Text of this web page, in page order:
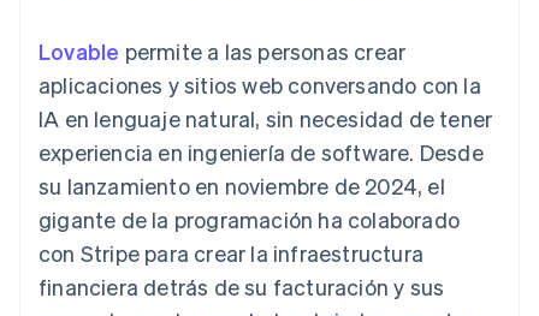
Acceso a más
Terminal
Pagos en
Authorization
Boost
de aceptación
Link
Proceso de
compra
contable
Stripe Sigma
Informes
personalizados
Data Pipeline
Sincronización
de datos
Compras de
criptomoneda
integrables
SaaS
Por sector
Empresas de IA
Economía de los
creadores
Hostelería, viajes y ocio
Ofrecer cobro por
consumo
Emitir tarjetas
respaldadas por
monedas estables
Aprovisiona y gestiona
servicios con agentes
Recursos
Hoja de ruta del
producto
Conferencia anual
Sessions
Empleos
Sala de prensa
Stripe Press
Lovable permite a las personas crear
aplicaciones y sitios web conversando con la
IA en lenguaje natural, sin necesidad de tener
experiencia en ingeniería de software. Desde
su lanzamiento en noviembre de 2024, el
gigante de la programación ha colaborado
con Stripe para crear la infraestructura
financiera detrás de su facturación y sus